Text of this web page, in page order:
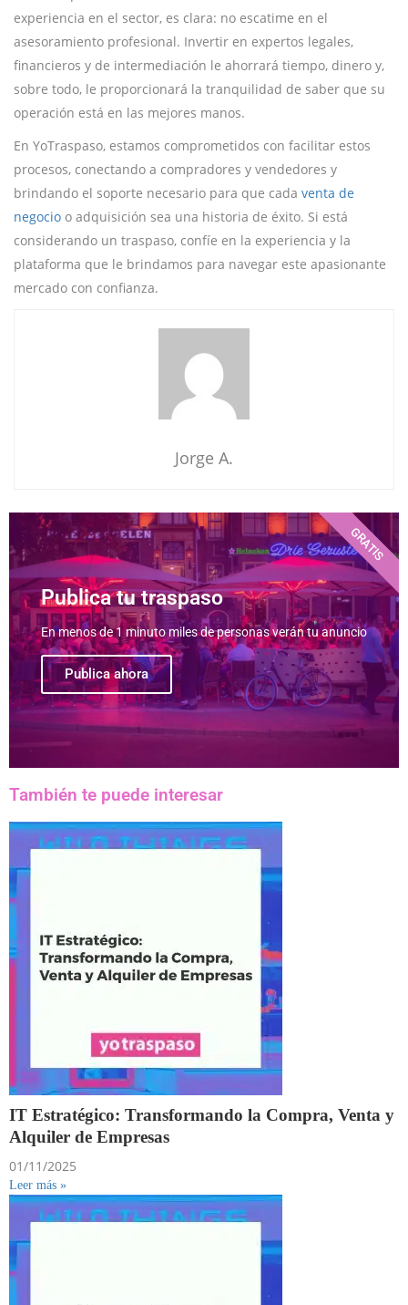
experiencia en el sector, es clara: no escatime en el
asesoramiento profesional. Invertir en expertos legales,
financieros y de intermediación le ahorrará tiempo, dinero y,
sobre todo, le proporcionará la tranquilidad de saber que su
operación está en las mejores manos.
En YoTraspaso, estamos comprometidos con facilitar estos
procesos, conectando a compradores y vendedores y
brindando el soporte necesario para que cada venta de
negocio o adquisición sea una historia de éxito. Si está
considerando un traspaso, confíe en la experiencia y la
plataforma que le brindamos para navegar este apasionante
mercado con confianza.
Jorge A.
Publica tu traspaso
En menos de 1 minuto miles de personas verán tu anuncio
Publica ahora
GRATIS
También te puede interesar
IT Estratégico: Transformando la Compra, Venta y
Alquiler de Empresas
01/11/2025
Leer más »